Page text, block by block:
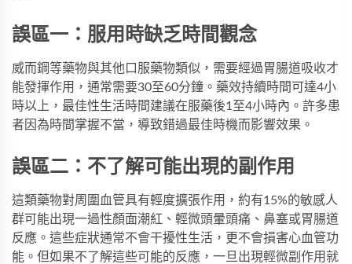
誤區一：服用時缺乏時間觀念
威而鋼等藥物與其他口服藥物類似，需要經過胃腸道吸收才
能發揮作用，通常需要30至60分鐘。藥效持續時間可達4小
時以上，最佳性生活時間建議在服藥後1至4小時內。許多患
者因為時間掌握不當，導致錯過最佳時機而影響效果。
誤區二：不了解可能出現的副作用
這類藥物對周圍血管具有輕度擴張作用，約有15%的敏感人
群可能出現一過性顏面潮紅、輕微頭暈頭痛、鼻塞或胃腸道
反應。這些症狀通常不會干擾性生活，更不會損害心血管功
能。但如果不了解這些可能的反應，一旦出現輕微副作用就